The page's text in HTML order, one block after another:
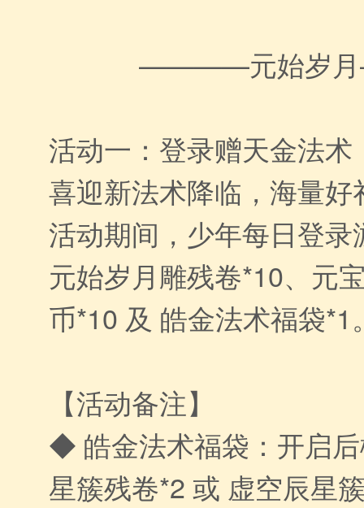
————元始岁
活动一：登录赠天金法术
喜迎新法术降临，海量好
活动期间，少年每日登
元始岁月雕残卷*10、元
币*10 及 皓金法术福袋*1
【活动备注】
◆ 皓金法术福袋：开启
星簇残卷*2 或 虚空辰星